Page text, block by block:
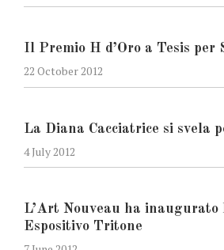
Il Premio H d’Oro a Tesis per
22 October 2012
La Diana Cacciatrice si svela
4 July 2012
L’Art Nouveau ha inaugurato
Espositivo Tritone